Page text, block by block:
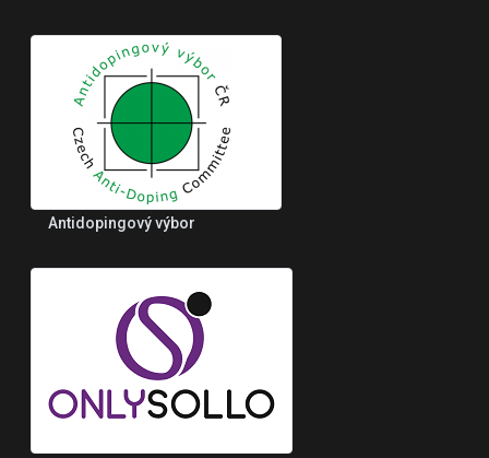
Antidopingový výbor